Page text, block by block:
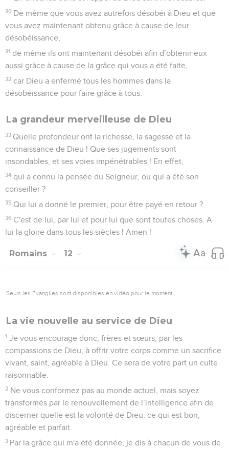
30 De même que vous avez autrefois désobéi à Dieu et que
vous avez maintenant obtenu grâce à cause de leur
désobéissance,
31 de même ils ont maintenant désobéi afin d’obtenir eux
aussi grâce à cause de la grâce qui vous a été faite,
32 car Dieu a enfermé tous les hommes dans la
désobéissance pour faire grâce à tous.
La grandeur merveilleuse de Dieu
33 Quelle profondeur ont la richesse, la sagesse et la
connaissance de Dieu ! Que ses jugements sont
insondables, et ses voies impénétrables ! En effet,
34 qui a connu la pensée du Seigneur, ou qui a été son
conseiller ?
35 Qui lui a donné le premier, pour être payé en retour ?
36 C'est de lui, par lui et pour lui que sont toutes choses. A
lui la gloire dans tous les siècles ! Amen !
Romains 12
Seuls les Évangiles sont disponibles en vidéo pour le moment.
La vie nouvelle au service de Dieu
1 Je vous encourage donc, frères et sœurs, par les
compassions de Dieu, à offrir votre corps comme un sacrifice
vivant, saint, agréable à Dieu. Ce sera de votre part un culte
raisonnable.
2 Ne vous conformez pas au monde actuel, mais soyez
transformés par le renouvellement de l’intelligence afin de
discerner quelle est la volonté de Dieu, ce qui est bon,
agréable et parfait.
3 Par la grâce qui m'a été donnée, je dis à chacun de vous de